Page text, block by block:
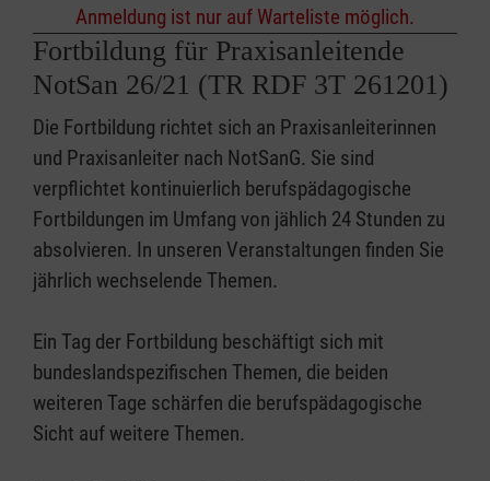
Anmeldung ist nur auf Warteliste möglich.
Fortbildung für Praxisanleitende
NotSan 26/21 (TR RDF 3T 261201)
Die Fortbildung richtet sich an Praxisanleiterinnen
und Praxisanleiter nach NotSanG. Sie sind
verpflichtet kontinuierlich berufspädagogische
Fortbildungen im Umfang von jählich 24 Stunden zu
absolvieren. In unseren Veranstaltungen finden Sie
jährlich wechselende Themen.
Ein Tag der Fortbildung beschäftigt sich mit
bundeslandspezifischen Themen, die beiden
weiteren Tage schärfen die berufspädagogische
Sicht auf weitere Themen.